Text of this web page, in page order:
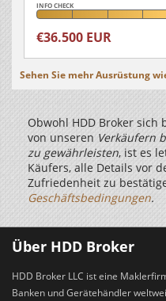
INFO CHECK
€36.500 EUR
Sehen Sie mehr Ausrüstung
Obwohl HDD Broker sich
von unseren Verkäufern
zu gewährleisten, ist es
Käufers, alle Details vor
Zufriedenheit zu
Geschäftsbedingungen.
Über HDD Broker
HDD Broker LLC ist eine
Banken und Gerätehändler